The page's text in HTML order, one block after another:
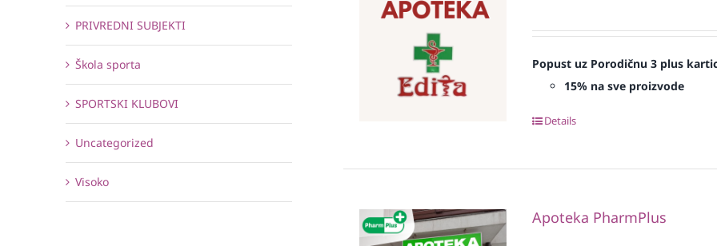
Popust uz Porodičnu 3 plus
15% na sve proizvode
Details
Apoteka PharmPlus
PRIVREDNI SUBJEKTI
Škola sporta
SPORTSKI KLUBOVI
Uncategorized
Visoko